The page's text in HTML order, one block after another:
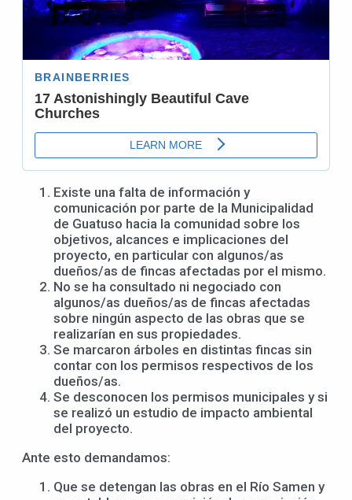
Existe una falta de información y
comunicación por parte de la Municipalidad
de Guatuso hacia la comunidad sobre los
objetivos, alcances e implicaciones del
proyecto, en particular con algunos/as
dueños/as de fincas afectadas por el mismo.
No se ha consultado ni negociado con
algunos/as dueños/as de fincas afectadas
sobre ningún aspecto de las obras que se
realizarían en sus propiedades.
Se marcaron árboles en distintas fincas sin
contar con los permisos respectivos de los
dueños/as.
Se desconocen los permisos municipales y si
se realizó un estudio de impacto ambiental
del proyecto.
Ante esto demandamos:
Que se detengan las obras en el Río Samen y